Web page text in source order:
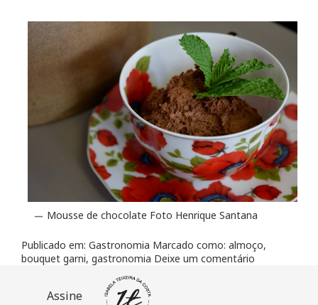
Mousse de chocolate Foto Henrique Santana
Publicado em: Gastronomia Marcado como: almoço,
bouquet garni, gastronomia Deixe um comentário
Assine